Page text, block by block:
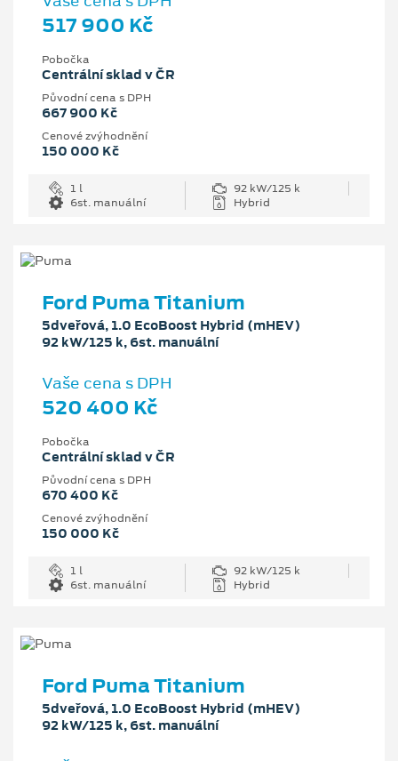
517 900 Kč
Pobočka
Centrální sklad v ČR
Původní cena s DPH
667 900 Kč
Cenové zvýhodnění
150 000 Kč
1 l
92 kW/125 k
6st. manuální
Hybrid
Ford Puma Titanium
5dveřová, 1.0 EcoBoost Hybrid (mHEV)
92 kW/125 k, 6st. manuální
Vaše cena s DPH
520 400 Kč
Pobočka
Centrální sklad v ČR
Původní cena s DPH
670 400 Kč
Cenové zvýhodnění
150 000 Kč
1 l
92 kW/125 k
6st. manuální
Hybrid
Ford Puma Titanium
5dveřová, 1.0 EcoBoost Hybrid (mHEV)
92 kW/125 k, 6st. manuální